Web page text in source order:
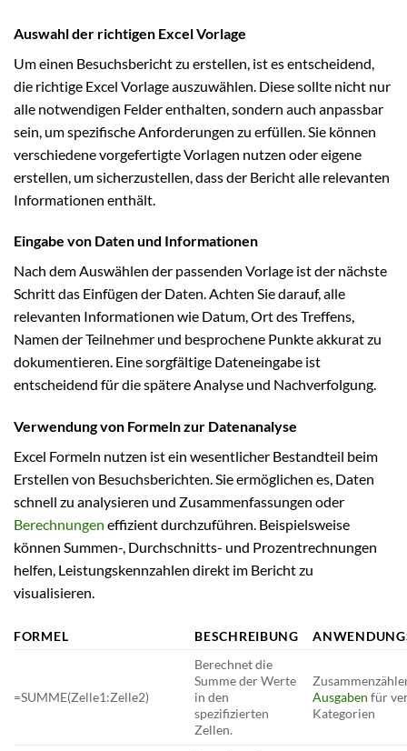
Auswahl der richtigen Excel Vorlage
Um einen Besuchsbericht zu erstellen, ist es entscheidend,
die richtige Excel Vorlage auszuwählen. Diese sollte nicht nur
alle notwendigen Felder enthalten, sondern auch anpassbar
sein, um spezifische Anforderungen zu erfüllen. Sie können
verschiedene vorgefertigte Vorlagen nutzen oder eigene
erstellen, um sicherzustellen, dass der Bericht alle relevanten
Informationen enthält.
Eingabe von Daten und Informationen
Nach dem Auswählen der passenden Vorlage ist der nächste
Schritt das Einfügen der Daten. Achten Sie darauf, alle
relevanten Informationen wie Datum, Ort des Treffens,
Namen der Teilnehmer und besprochene Punkte akkurat zu
dokumentieren. Eine sorgfältige Dateneingabe ist
entscheidend für die spätere Analyse und Nachverfolgung.
Verwendung von Formeln zur Datenanalyse
Excel Formeln nutzen ist ein wesentlicher Bestandteil beim
Erstellen von Besuchsberichten. Sie ermöglichen es, Daten
schnell zu analysieren und Zusammenfassungen oder
Berechnungen effizient durchzuführen. Beispielsweise
können Summen-, Durchschnitts- und Prozentrechnungen
helfen, Leistungskennzahlen direkt im Bericht zu
visualisieren.
FORMEL BESCHREIBUNG
=SUMME(Zelle1:Zelle2)
Berechnet die
Summe der Werte
in den
spezifizierten
Zellen.
Ausgaben für
Kategorien